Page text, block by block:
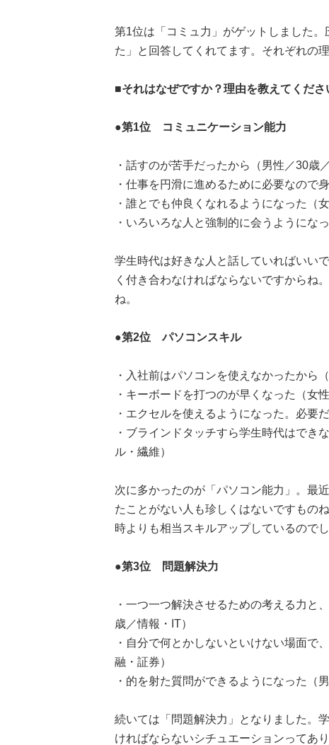
第1位は「コミュ力」がゲットしました
た」と回答してくれてます。それぞれの
■それはなぜですか？理由を教えてくださ
●第1位 コミュニケーション能力
・話すのが苦手だったから（男性／30歳
・仕事を円滑に進めるために必要なので
・誰とでも仲良くなれるようになった（
・いろいろな人と強制的に会うようにな
学生時代は好きな人と話していればいい
く付き合わなければならないですからね
ね。
●第2位 パソコンスキル
・入社前はパソコンを使えなかったから
・キーボードを打つのが早くなった（女
・エクセルを使えるようになった。必要
・ブラインドタッチすら学生時代はでき
ル・繊維）
次に多かったのが「パソコン能力」。最
たことがない人も珍しくはないですもの
時よりも相当スキルアップしているので
●第3位 問題解決力
・一つ一つ解決させるための考える力と
歳／情報・IT）
・自分で何とかしないといけない場面で
融・証券）
・的を射た質問ができるようになった（
続いては「問題解決力」となりました。
ければならないシチュエーションって